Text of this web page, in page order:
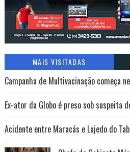
MAIS VISITADAS
Campanha de Multivacinação começa
Ex-ator da Globo é preso sob suspeita
Acidente entre Maracás e Lajedo do